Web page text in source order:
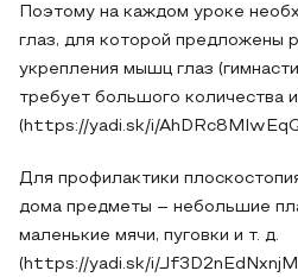
Поэтому на каждом уроке
глаз, для которой предложены
укрепления мышц глаз
требует большого количества
(https://yadi.sk/i/
Для профилактики
дома предметы – небольшие
маленькие мячи, пуговки и т. д.
(https://yadi.sk/i/